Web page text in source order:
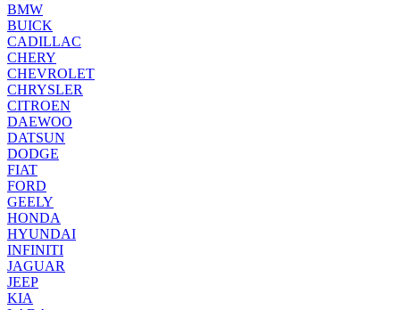
BMW
BUICK
CADILLAC
CHERY
CHEVROLET
CHRYSLER
CITROEN
DAEWOO
DATSUN
DODGE
FIAT
FORD
GEELY
HONDA
HYUNDAI
INFINITI
JAGUAR
JEEP
KIA